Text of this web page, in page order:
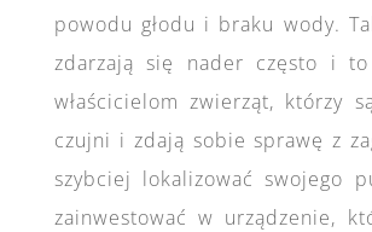
powodu głodu i braku wody.
zdarzają się nader często i
właścicielom zwierząt, którzy
czujni i zdają sobie sprawę z
szybciej lokalizować swojego
zainwestować w urządzenie,